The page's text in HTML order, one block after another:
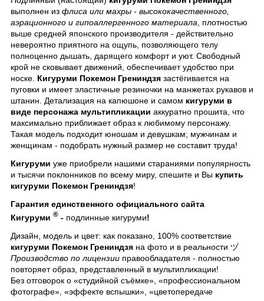
выполнен из флиса или махры - высококачественного,
аэрационного и гипоаллергенного материала , плотностью
выше средней японского производителя - действительно
невероятно приятного на ощупь, позволяющего телу
полноценно дышать, дарящего комфорт и уют. Свободный
крой не сковывает движений, обеспечивает удобство при
носке. Кигуруми Покемон Грениндзя застёгивается на
пуговки и имеет эластичные резиночки на манжетах рукавов и
штанин. Детализация на капюшоне и самом кигуруми в
виде персонажа мультипликации аккуратно прошита, что
максимально приближает образ к любимому персонажу.
Такая модель подходит юношам и девушкам; мужчинам и
женщинам - подобрать нужный размер не составит труда!
Кигуруми уже приобрели нашими стараниями популярность
и тысячи поклонников по всему миру, спешите и Вы купить
кигуруми Покемон Грениндзя!
Гарантия единственного официального сайта
Кигуруми ® - подлинные кигуруми!
Дизайн, модель и цвет: как показано, 100% соответствие
кигуруми Покемон Грениндзя на фото и в реальности ヅ
Производство по лицензии правообладателя - полностью
повторяет образ, представленный в мультипликации!
Без отговорок о «студийной съёмке», «профессиональном
фотографе», «эффекте вспышки», «цветопередаче